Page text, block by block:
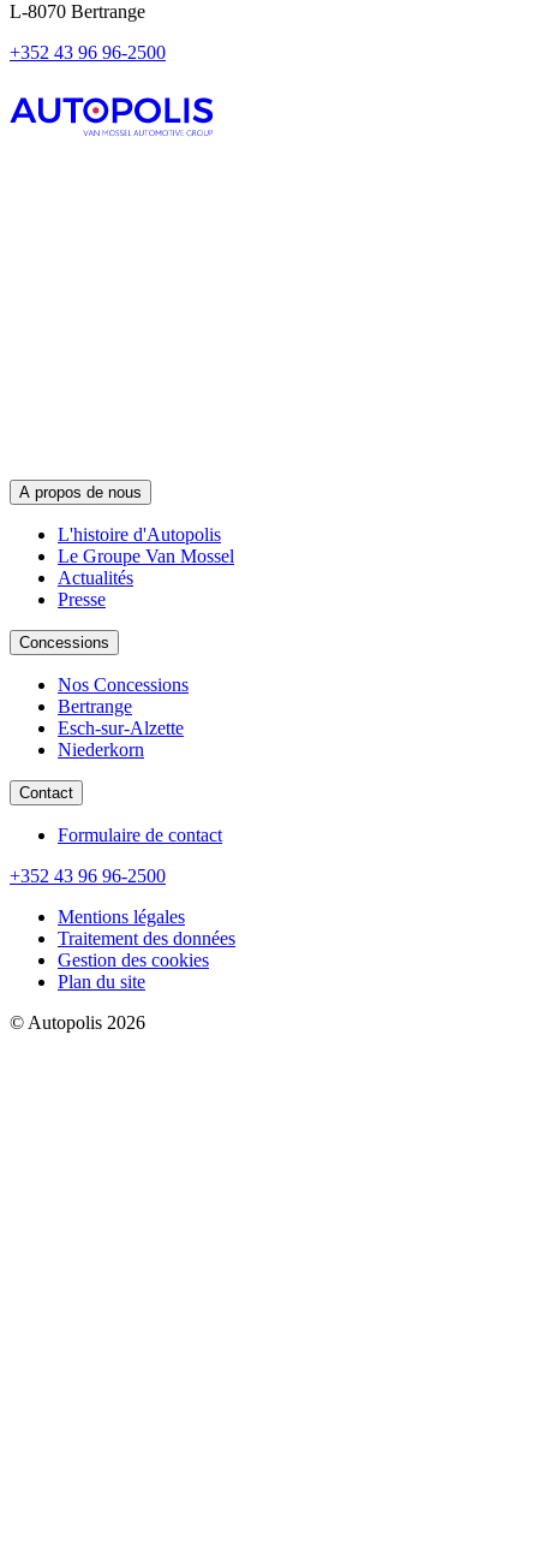
L-8070 Bertrange
+352 43 96 96-2500
A propos de nous
L'histoire d'Autopolis
Le Groupe Van Mossel
Actualités
Presse
Concessions
Nos Concessions
Bertrange
Esch-sur-Alzette
Niederkorn
Contact
Formulaire de contact
+352 43 96 96-2500
Mentions légales
Traitement des données
Gestion des cookies
Plan du site
© Autopolis 2026